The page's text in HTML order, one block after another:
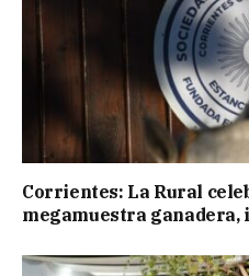
Corrientes: La Rural
megamuestra